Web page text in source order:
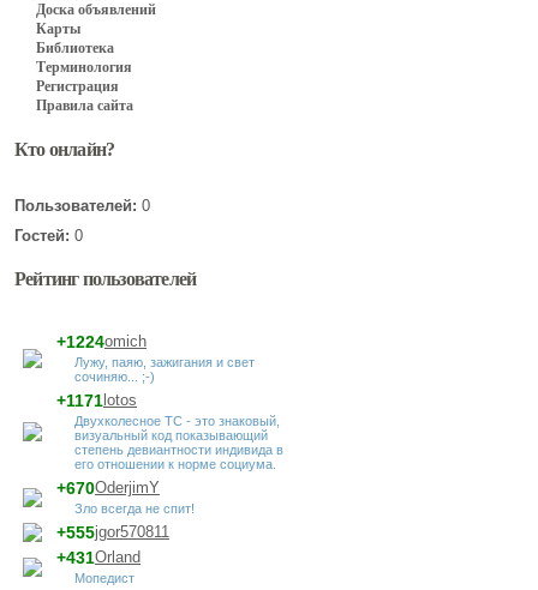
Доска объявлений
Карты
Библиотека
Терминология
Регистрация
Правила сайта
Кто онлайн?
Пользователей: 0
Гостей: 0
Рейтинг пользователей
omich
+1224
Лужу, паяю, зажигания и свет
сочиняю... ;-)
lotos
+1171
Двухколесное ТС - это знаковый,
визуальный код показывающий
степень девиантности индивида в
его отношении к норме социума.
OderjimY
+670
Зло всегда не спит!
jgor570811
+555
Orland
+431
Мопедист